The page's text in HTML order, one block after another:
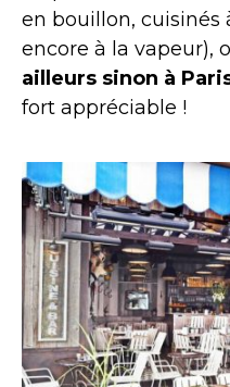
en bouillon, cuisinés
encore à la vapeur),
ailleurs sinon à
fort appréciable !